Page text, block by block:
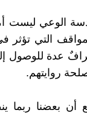
الوعي ليست
التي
عدة للوصول
روايتهم.
أن بعضنا ربما